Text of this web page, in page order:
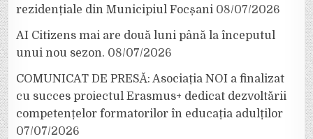
rezidențiale din Municipiul Focșani 08/07/2026
AI Citizens mai are două luni până la începutul
unui nou sezon. 08/07/2026
COMUNICAT DE PRESĂ: Asociația NOI a finalizat
cu succes proiectul Erasmus+ dedicat dezvoltării
competențelor formatorilor în educația adulților
07/07/2026